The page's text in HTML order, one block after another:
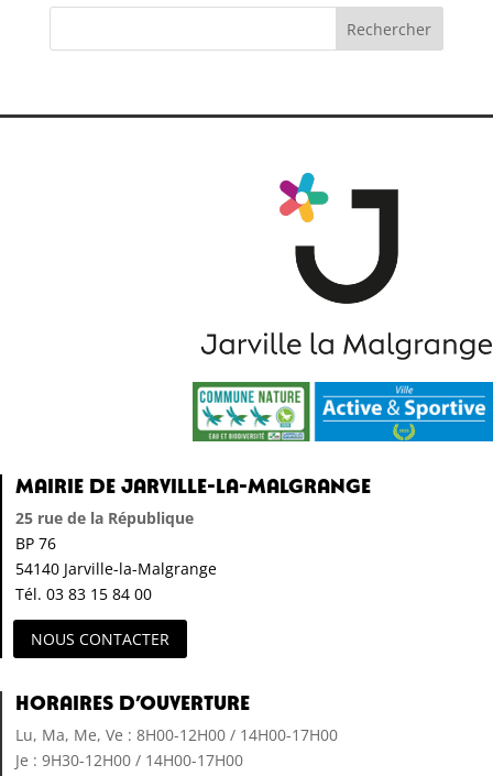
Mairie de Jarville-la-Malgrange
25 rue de la République
BP 76
54140 Jarville-la-Malgrange
Tél. 03 83 15 84 00
NOUS CONTACTER
Horaires d’ouverture
Lu, Ma, Me, Ve : 8H00-12H00 / 14H00-17H00
Je : 9H30-12H00 / 14H00-17H00